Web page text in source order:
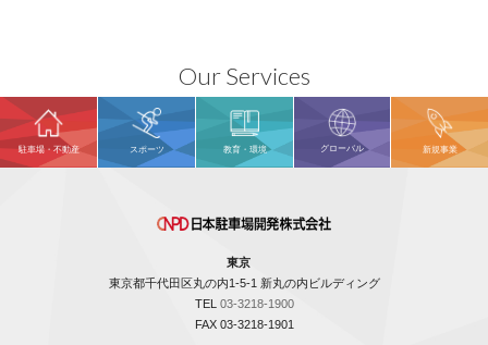
Our Services
駐車場・不動産 スポーツ 教育・環境 グローバル 新規事業
東京
東京都千代田区丸の内1-5-1 新丸の内ビルディング
TEL 03-3218-1900
FAX 03-3218-1901